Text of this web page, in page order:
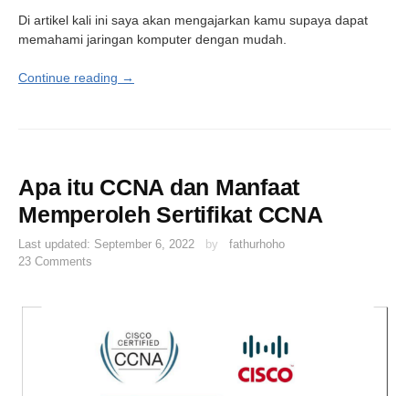
Di artikel kali ini saya akan mengajarkan kamu supaya dapat
memahami jaringan komputer dengan mudah.
Continue reading →
Apa itu CCNA dan Manfaat
Memperoleh Sertifikat CCNA
Last updated: September 6, 2022 by
fathurhoho
23 Comments